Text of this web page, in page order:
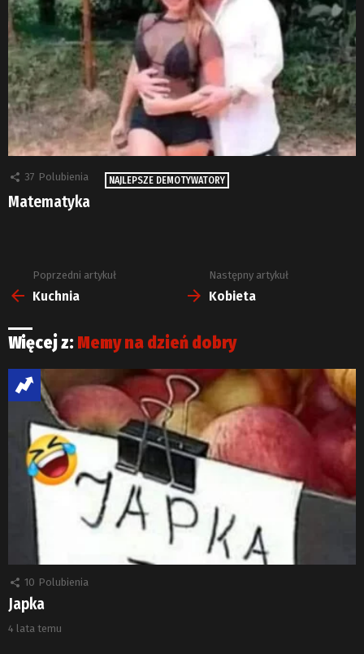
37 Polubienia NAJLEPSZE DEMOTYWATORY
Matematyka
Zobacz
więcej
Poprzedni artykuł
Kuchnia
Następny artykuł
Kobieta
Więcej z: Memy na dzień dobry
10 Polubienia
Japka
4 lata temu